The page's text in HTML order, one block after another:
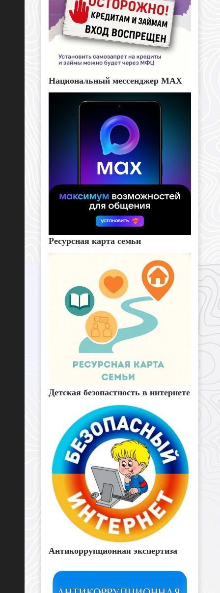
Национальный мессенджер MAX
Ресурсная карта семьи
Детская безопастность в интернете
Антикоррупционная экспертиза